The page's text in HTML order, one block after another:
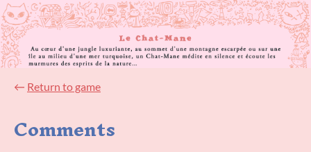
← Return to game
Comments